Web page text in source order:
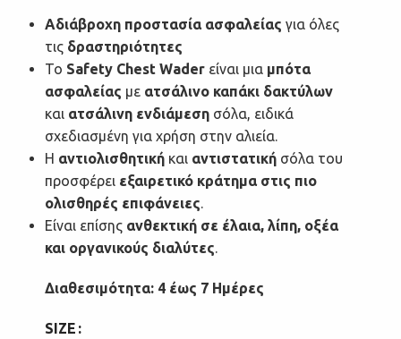
Αδιάβροχη προστασία ασφαλείας για όλες
τις δραστηριότητες
Το Safety Chest Wader είναι μια μπότα
ασφαλείας με ατσάλινο καπάκι δακτύλων
και ατσάλινη ενδιάμεση σόλα, ειδικά
σχεδιασμένη για χρήση στην αλιεία.
Η αντιολισθητική και αντιστατική σόλα του
προσφέρει εξαιρετικό κράτημα στις πιο
ολισθηρές επιφάνειες.
Είναι επίσης ανθεκτική σε έλαια, λίπη, οξέα
και οργανικούς διαλύτες.
Διαθεσιμότητα: 4 έως 7 Ημέρες
SIZE